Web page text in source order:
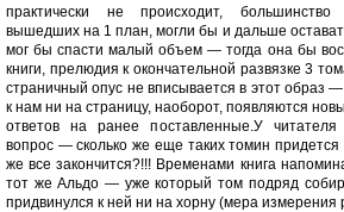
практически не происходит, большинство
вышедших на 1 план, могли бы и дальше
мог бы спасти малый объем — тогда она бы
книги, прелюдия к окончательной развязке 3
страничный опус не вписывается в этот образ
к нам ни на страницу, наоборот, появляются
ответов на ранее поставленные.У читателя
вопрос — сколько же еще таких томин придется
же все закончится?!!! Временами книга
тот же Альдо — уже который том подряд
придвинулся к ней ни на хорну (мера измерения